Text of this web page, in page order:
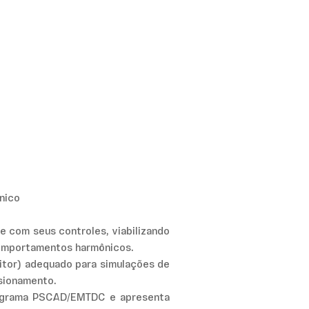
com seus controles, viabilizando
harmônicos.
adequado para simulações de
PSCAD/EMTDC e apresenta